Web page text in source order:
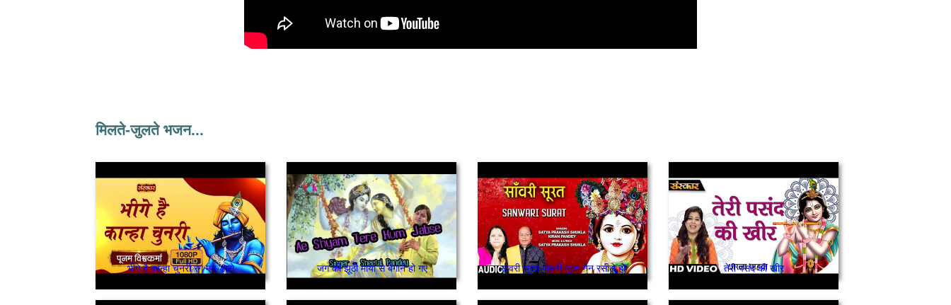
मिलते-जुलते भजन...
भीगे है कान्हा चुनरी रंग मत डारो जग की झूठी माया से बेगाने हो गए सांवरी सूरत मोहनी मूरत नैन रसीले हो तेरी पसंद की खीर